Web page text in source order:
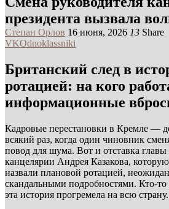
президента вызвала
Степан Орлов 16 июня, 2026 13 Share
VKOdnoklassniki
Британский след в
ротацией: на кого
информационные
Кадровые перестановки в Кремле —
всякий раз, когда один чиновник
повод для шума. Вот и отставка главы
канцелярии Андрея Казакова,
назвали плановой ротацией,
скандальными подробностями. Кто-то
эта история прогремела на всю страну.